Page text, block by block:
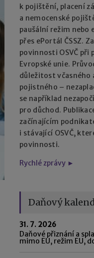
k pojištění, placení
a nemocenské
paušální režim
přes ePortál ČSSZ.
povinnosti OSVČ při
Evropské unie.
důležitost včasného
pojistného –
se například
pro důchod.
začínajícím
i stávající OSVČ,
povinnosti.
Rychlé zprávy ►
Daňový
31. 7. 2026
Daňové přiznání a
mimo EU, režim EU,